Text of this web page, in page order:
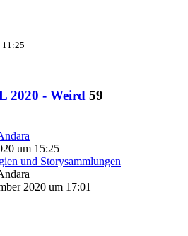
11:25
2020 - Weird 59
um 15:25
und Storysammlungen
2020 um 17:01